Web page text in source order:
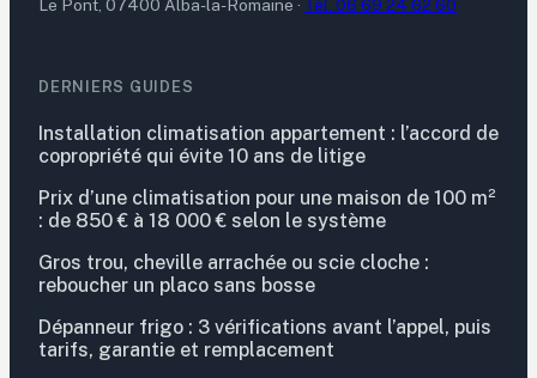
Le Pont, 07400 Alba-la-Romaine · Tél. 06 69 24 62 60
DERNIERS GUIDES
Installation climatisation appartement : l’accord de
copropriété qui évite 10 ans de litige
Prix d’une climatisation pour une maison de 100 m²
: de 850 € à 18 000 € selon le système
Gros trou, cheville arrachée ou scie cloche :
reboucher un placo sans bosse
Dépanneur frigo : 3 vérifications avant l’appel, puis
tarifs, garantie et remplacement